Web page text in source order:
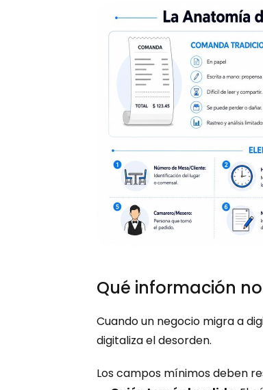
Qué información
Cuando un negocio migra a
digitaliza el desorden.
Los campos mínimos deben